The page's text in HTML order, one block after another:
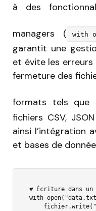
à des
managers ( with
garantit une
et évite les erreurs
fermeture des
formats tels
fichiers CSV,
ainsi l’intégration
et bases de
# Écriture dans
with